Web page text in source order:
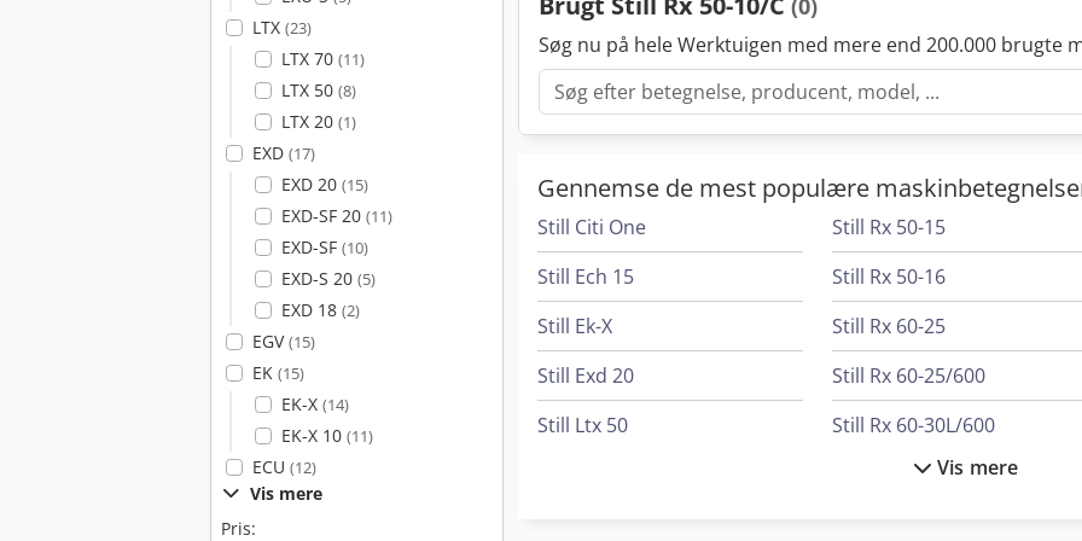
LTX (23)
LTX 70 (11)
LTX 50 (8)
LTX 20 (1)
EXD (17)
EXD 20 (15)
EXD-SF 20 (11)
EXD-SF (10)
EXD-S 20 (5)
EXD 18 (2)
EGV(15)
EK (15)
EK-X (14)
EK-X 10 (11)
ECU (12)
Vis mere
Pris:
Søg nu på hele Werktuigen med mere end 200.000 brugte
Gennemse de mest populære
Still Citi One
Still Ech 15
Still Ek-X
Still Exd 20
Still Ltx 50
Still Rx 50-15
Still Rx 50-16
Still Rx 60-25
Still Rx 60-25/600
Still Rx 60-30L/600
Still Rx 60-35LVis mere